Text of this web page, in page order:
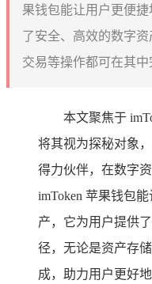
果钱包能让用户更便
了安全、高效的数字资
交易等操作都可在其
本文聚焦于
将其视为探秘对象
得力伙伴，在数字
imToken 苹果钱包
产，它为用户提供
径，无论是资产存
成，助力用户更好